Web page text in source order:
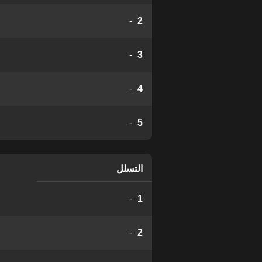
2
-
3
-
4
-
5
-
التسلل
1
-
2
-